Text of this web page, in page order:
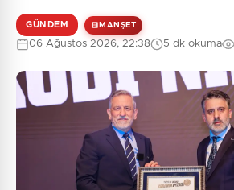
Güvenlik Sorusu:
2 + 7 = ?
Gönder
GÜNDEM MANŞET
06 Ağustos 2026, 22:38 5 dk okuma